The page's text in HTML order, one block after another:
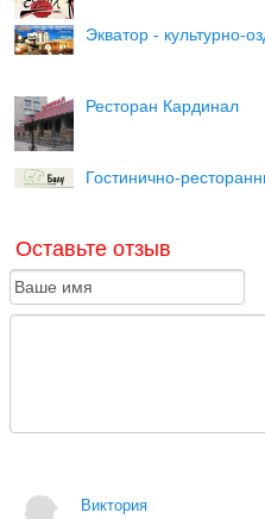
Экватор - культурно-
Ресторан Кардинал
Гостинично-
Оставьте отзыв
Виктория